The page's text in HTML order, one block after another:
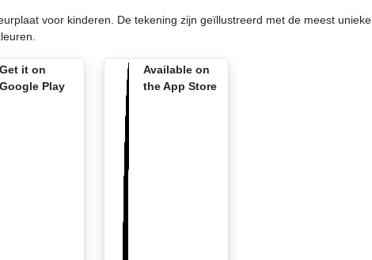
voor kinderen. De tekening zijn geïllustreerd met de meest unieke
Get it on
Google Play
Available on
the App Store